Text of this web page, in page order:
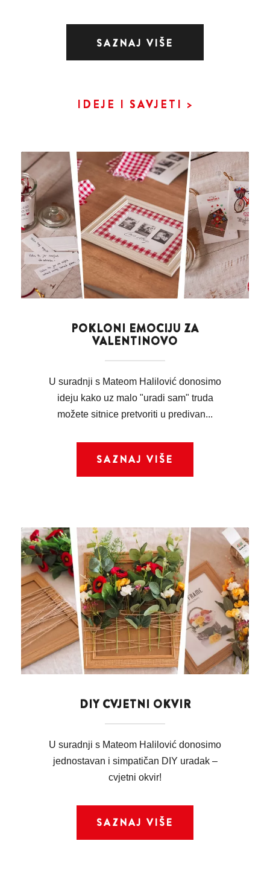
SAZNAJ VIŠE
IDEJE I SAVJETI >
POKLONI EMOCIJU ZA
VALENTINOVO
U suradnji s Mateom Halilović donosimo
ideju kako uz malo "uradi sam" truda
možete sitnice pretvoriti u predivan...
SAZNAJ VIŠE
DIY CVJETNI OKVIR
U suradnji s Mateom Halilović donosimo
jednostavan i simpatičan DIY uradak –
cvjetni okvir!
SAZNAJ VIŠE